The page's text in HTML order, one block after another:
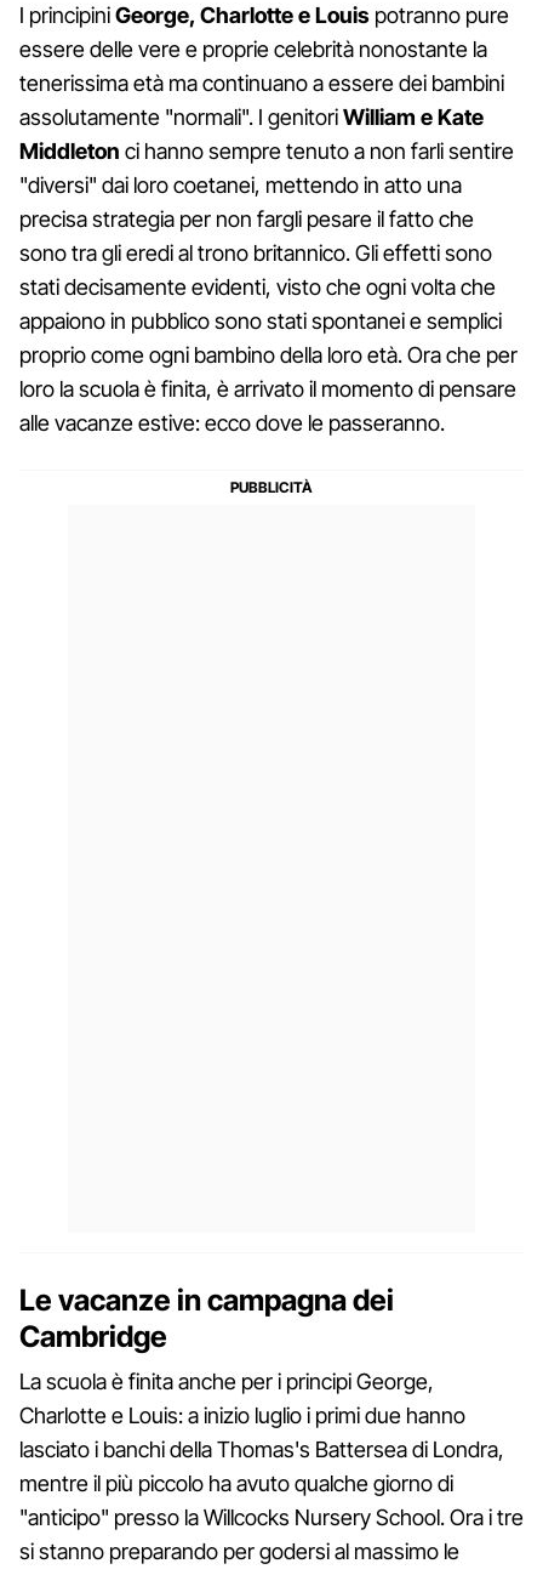
I principiniGeorge, Charlotte e Louis potranno pure
essere delle vere e proprie celebrità nonostante la
tenerissima età ma continuano a essere dei bambini
assolutamente "normali". I genitoriWilliam e Kate
Middleton ci hanno sempre tenuto a non farli sentire
"diversi" dai loro coetanei, mettendo in atto una
precisa strategia per non fargli pesare il fatto che
sono tra gli eredi al trono britannico. Gli effetti sono
stati decisamente evidenti, visto che ogni volta che
appaiono in pubblico sono stati spontanei e semplici
proprio come ogni bambino della loro età. Ora che per
loro la scuola è finita, è arrivato il momento di pensare
alle vacanze estive: ecco dove le passeranno.
Le vacanze in campagna dei
Cambridge
La scuola è finita anche per i principi George,
Charlotte e Louis: a inizio luglio i primi due hanno
lasciato i banchi della Thomas's Battersea di Londra,
mentre il più piccolo ha avuto qualche giorno di
"anticipo" presso la Willcocks Nursery School. Ora i tre
si stanno preparando per godersi al massimo le